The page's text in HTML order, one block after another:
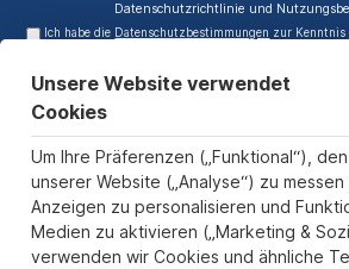
Datenschutzrichtlinie und
Ich habe die Datenschutzbestimmungen zur Kenntnis
Service-Hotline
Informationen
Zahlungs- und Versandarten
Sicher Einkaufen
Unsere Website verwendet
Cookies
Um Ihre Präferenzen („Funktional“),
unserer Website („Analyse“) zu
Anzeigen zu personalisieren und
Medien zu aktivieren („Marketing &
verwenden wir Cookies und ähnliche